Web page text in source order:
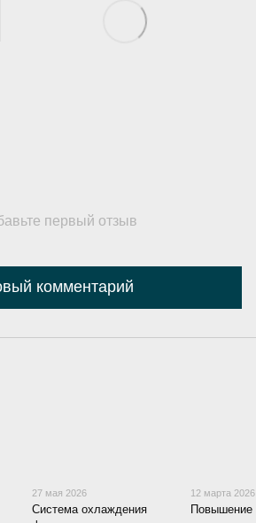
первый отзыв
комментарий
27 мая 2026
Система охлаждения
12 марта 2026
Повышение